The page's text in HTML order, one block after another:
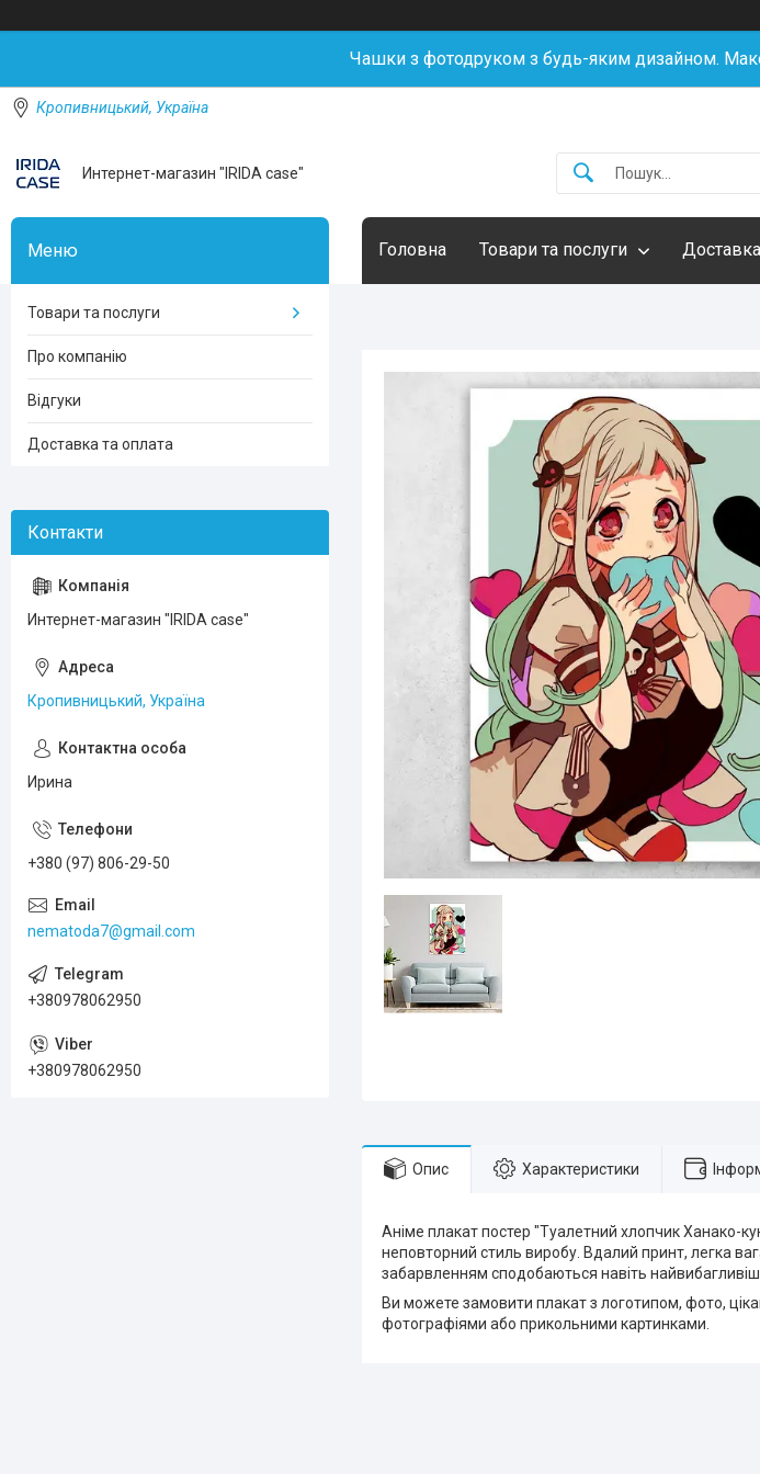
Чашки з фотодруком з будь-яким дизайном.
Кропивницький, Україна
Интернет-магазин "IRIDA case"
Головна Товари та послуги
Опис Характеристики
Аніме плакат постер "Туалетний хлопчик Ханако-
неповторний стиль виробу. Вдалий принт, легка
забарвленням сподобаються навіть
Ви можете замовити плакат з логотипом, фото,
фотографіями або прикольними картинками.
Товари та послуги
Про компанію
Відгуки
Доставка та оплата
Интернет-магазин "IRIDA case"
Кропивницький, Україна
Ирина
+380 (97) 806-29-50
nematoda7@gmail.com
+380978062950
+380978062950